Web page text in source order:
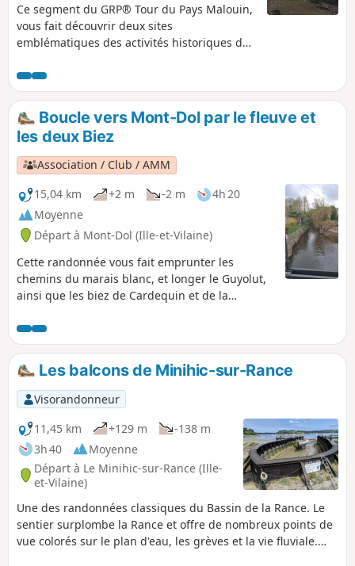
Ce segment du GRP® Tour du Pays Malouin,
vous fait découvrir deux sites
emblématiques des activités historiques des
Quinard, et le cimetière à bateaux de
Quelmer. Beaux points de vue sur les Îles
Harteau et Chevet, les mouillages, et la rive
gauche de la Rance.
Boucle vers Mont-Dol par le fleuve et
les deux Biez
Association / Club / AMM
15,04 km
+2 m -2 m
4h 20
Moyenne
Départ à Mont-Dol (Ille-et-Vilaine)
Cette randonnée vous fait emprunter les
chemins du marais blanc, et longer le Guyolut,
ainsi que les biez de Cardequin et de la
peut être exposé aux vents.La partie du circuit
dans le marais blanc permet la découverte de
vieilles fermes en pierre qui ont su garder leur
charme d'anciennes construction en pierre.
Certaines sont classée au patrimoine.
Les balcons de Minihic-sur-Rance
Visorandonneur
11,45 km
+129 m
-138 m
3h 40
Moyenne
Départ à Le Minihic-sur-Rance (Ille-
et-Vilaine)
Une des randonnées classiques du Bassin de la Rance. Le
sentier surplombe la Rance et offre de nombreux points de
vue colorés sur le plan d'eau, les grèves et la vie fluviale.